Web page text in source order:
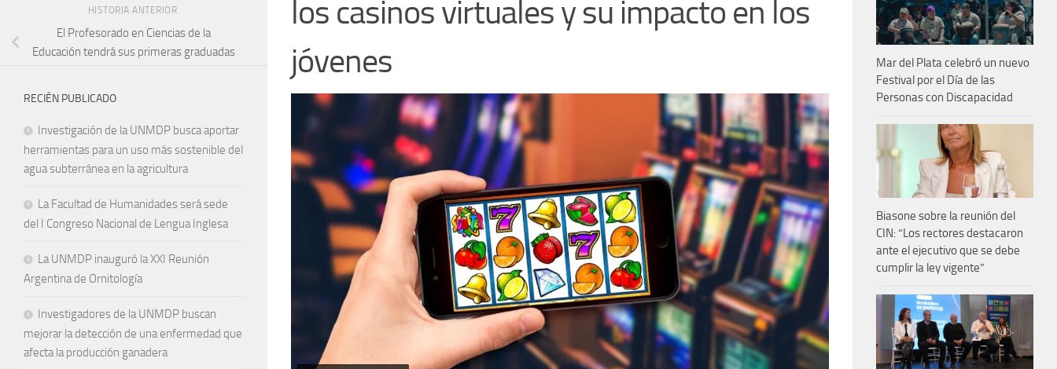
los casinos virtuales y su impacto en los
jóvenes
HISTORIA ANTERIOR
El Profesorado en Ciencias de la
Educación tendrá sus primeras graduadas
RECIÉN PUBLICADO
Investigación de la UNMDP busca aportar
herramientas para un uso más sostenible del
agua subterránea en la agricultura
La Facultad de Humanidades será sede
del I Congreso Nacional de Lengua Inglesa
La UNMDP inauguró la XXI Reunión
Argentina de Ornitología
Investigadores de la UNMDP buscan
mejorar la detección de una enfermedad que
afecta la producción ganadera
Mar del Plata celebró un nuevo
Festival por el Día de las
Personas con Discapacidad
Biasone sobre la reunión del
CIN: “Los rectores destacaron
ante el ejecutivo que se debe
cumplir la ley vigente”